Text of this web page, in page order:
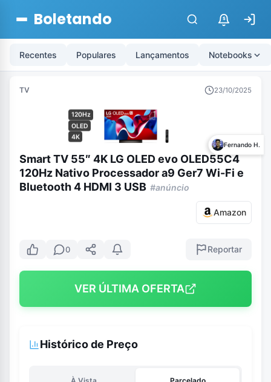
Boletando $
Recentes Populares Lançamentos Notebooks
TV 23/10/2025
120Hz
OLED
4K
Fernando H.
Smart TV 55″ 4K LG OLED evo OLED55C4
120Hz Nativo Processador a9 Ger7 Wi-Fi e
Bluetooth 4 HDMI 3 USB #anúncio
Amazon
0 Reportar
VER ÚLTIMA OFERTA
Histórico de Preço